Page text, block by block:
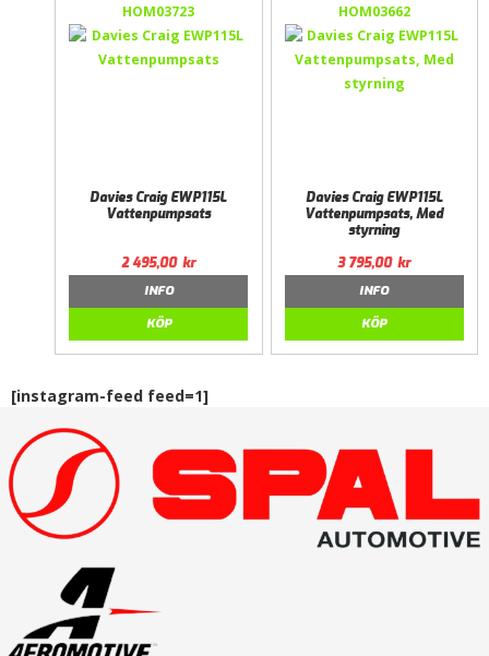
HOM03723
Davies Craig EWP115L
Vattenpumpsats
2 495,00 kr
INFO
KÖP
HOM03662
Davies Craig EWP115L
Vattenpumpsats, Med
styrning
3 795,00 kr
INFO
KÖP
[instagram-feed feed=1]